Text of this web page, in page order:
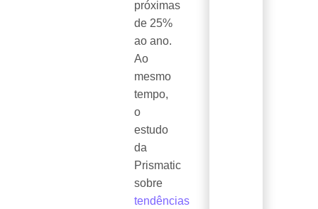
próximas
de 25%
ao ano.
Ao
mesmo
tempo,
o
estudo
da
Prismatic
sobre
tendências